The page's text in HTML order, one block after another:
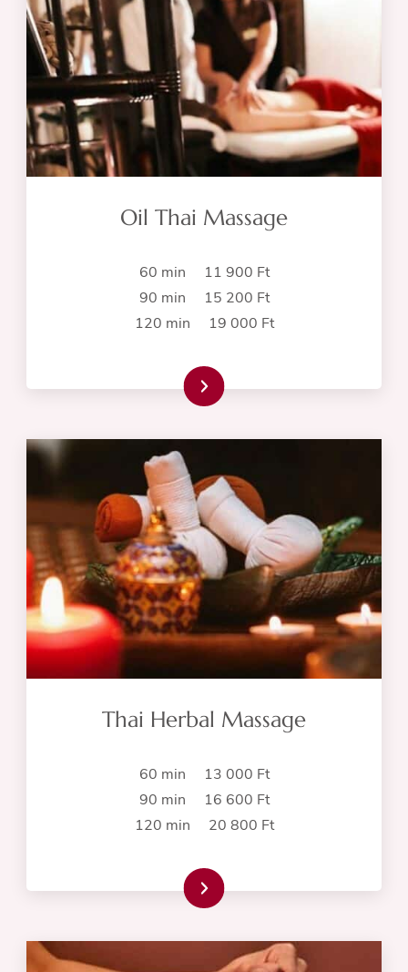
Oil Thai Massage
60 min 11 900 Ft
90 min 15 200 Ft
120 min 19 000 Ft
Read more
Thai Herbal Massage
60 min 13 000 Ft
90 min 16 600 Ft
120 min 20 800 Ft
Read more